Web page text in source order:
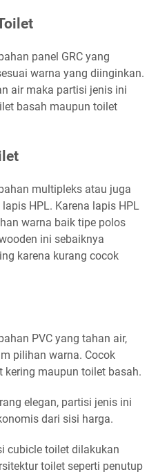
panel GRC yang
warna yang diinginkan.
air maka partisi jenis ini
basah maupun toilet
multipleks atau juga
HPL. Karena lapis HPL
warna baik tipe polos
ini sebaiknya
karena kurang cocok
PVC yang tahan air,
pilihan warna. Cocok
maupun toilet basah.
elegan, partisi jenis ini
dari sisi harga.
cubicle toilet dilakukan
toilet seperti penutup